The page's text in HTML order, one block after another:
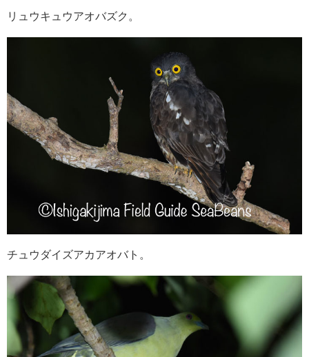
リュウキュウアオバズク。
チュウダイズアカアオバト。